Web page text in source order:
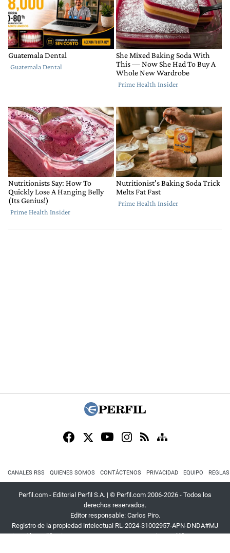
CANALES RSS QUIENES SOMOS CONTÁCTENOS PRIVACIDAD EQUIPO
Perfil.com - Editorial Perfil S.A. | © Perfil.com 2006-2026 - Todos los
derechos reservados.
Editor responsable: Carlos Piro.
Registro de la propiedad intelectual RL-2024-31002957-APN-DNDA#MJ
Dirección:California 2715,C1289ABI,CABA, Argentina| Teléfono:+54 9 11